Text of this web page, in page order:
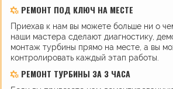
РЕМОНТ ПОД КЛЮЧ НА МЕСТЕ
Приехав к нам вы можете больше ни о
наши мастера сделают диагностику,
монтаж турбины прямо на месте, а вы
контролировать каждый этап работы.
РЕМОНТ ТУРБИНЫ ЗА 3 ЧАСА